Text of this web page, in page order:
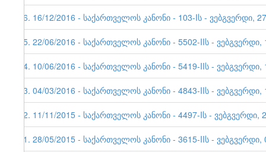
16. 16/12/2016 - საქართველოს კანონი - 103-Iს - ვებგვერდი,
15. 22/06/2016 - საქართველოს კანონი - 5502-IIს - ვებგვერდი,
14. 10/06/2016 - საქართველოს კანონი - 5419-IIს - ვებგვერდი,
13. 04/03/2016 - საქართველოს კანონი - 4843-IIს - ვებგვერდი,
12. 11/11/2015 - საქართველოს კანონი - 4497-Iს - ვებგვერდი,
11. 28/05/2015 - საქართველოს კანონი - 3615-IIს - ვებგვერდი,